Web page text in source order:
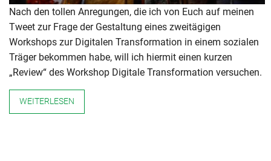
Nach den tollen Anregungen, die ich von Euch auf meinen
Tweet zur Frage der Gestaltung eines zweitägigen
Workshops zur Digitalen Transformation in einem sozialen
Träger bekommen habe, will ich hiermit einen kurzen
„Review“ des Workshop Digitale Transformation versuchen.
WEITERLESEN